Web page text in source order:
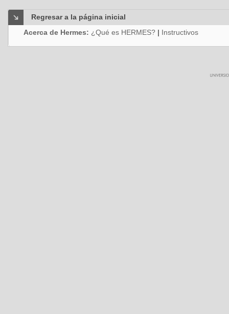
Regresar a la página inicial
Acerca de Hermes: ¿Qué es HERMES? | Instructivos